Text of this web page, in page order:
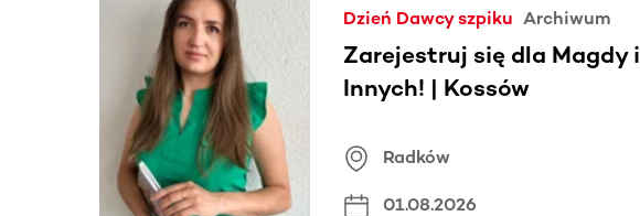
Dzień Dawcy szpiku Archiwum
Zarejestruj się dla Magdy i
Innych! | Kossów
Radków
01.08.2026